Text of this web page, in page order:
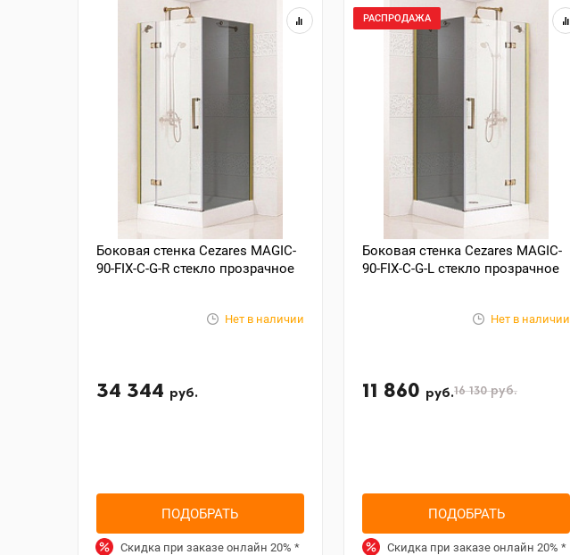
Боковая стенка Cezares MAGIC-
90-FIX-C-G-R стекло прозрачное
Нет в наличии
34 344 руб.
ПОДОБРАТЬ
Скидка при заказе онлайн20%*
РАСПРОДАЖА
Боковая стенка Cezares MAGIC-
90-FIX-C-G-L стекло прозрачное
Нет в наличии
11 860 руб.16 130руб.
ПОДОБРАТЬ
Скидка при заказе онлайн 20% *